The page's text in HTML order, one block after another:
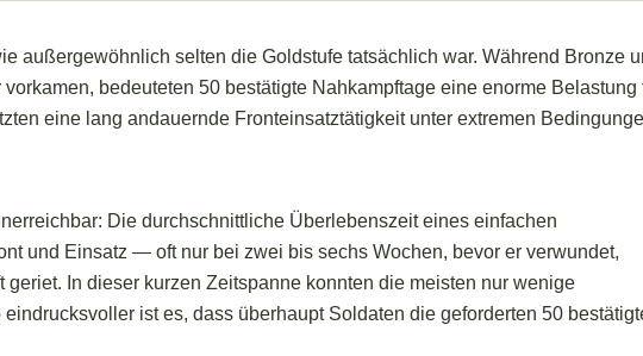
außergewöhnlich selten die Goldstufe tatsächlich war. Während Bronze
bedeuteten 50 bestätigte Nahkampftage eine enorme Belastung
eine lang andauernde Fronteinsatztätigkeit unter extremen
Die durchschnittliche Überlebenszeit eines einfachen
und Einsatz — oft nur bei zwei bis sechs Wochen, bevor er verwundet,
geriet. In dieser kurzen Zeitspanne konnten die meisten nur wenige
ist es, dass überhaupt Soldaten die geforderten 50